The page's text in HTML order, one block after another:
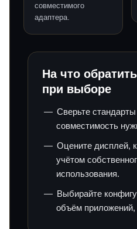
совместимого
адаптера.
На что
при выборе
Сверьте
совместимость
Оцените дисплей,
учётом
использования.
Выбирайте
объём